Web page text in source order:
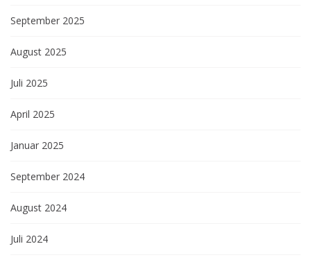
September 2025
August 2025
Juli 2025
April 2025
Januar 2025
September 2024
August 2024
Juli 2024